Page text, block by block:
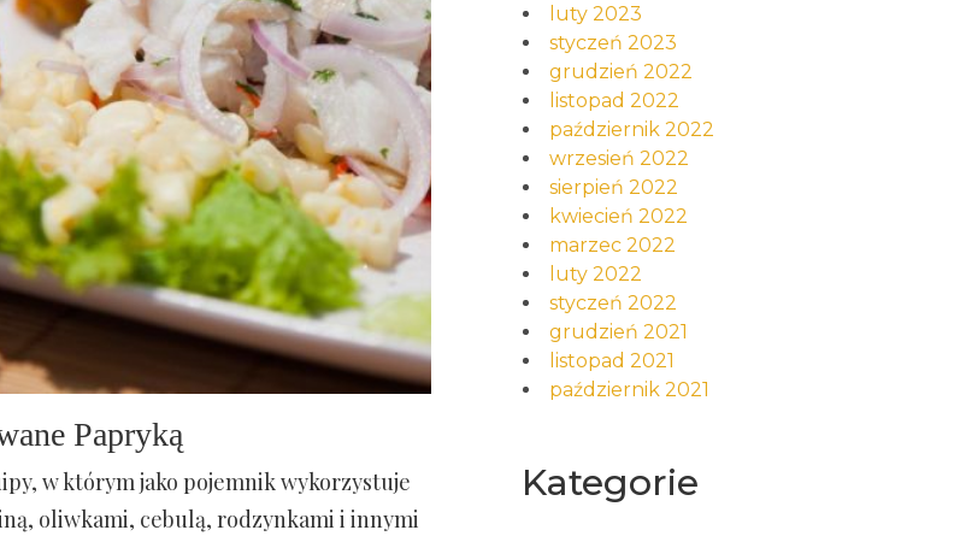
Papryką
w którym jako pojemnik wykorzystuje
oliwkami, cebulą, rodzynkami i innymi
luty 2023
styczeń 2023
grudzień 2022
listopad 2022
październik 2022
wrzesień 2022
sierpień 2022
kwiecień 2022
marzec 2022
luty 2022
styczeń 2022
grudzień 2021
listopad 2021
październik 2021
Kategorie